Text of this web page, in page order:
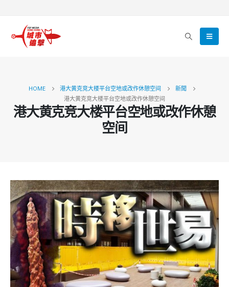
HOME 港大黄克竞大楼平台空地或改作休憩空间
新聞
港大黄克竞大楼平台空地或改作休憩空间
港大黄克竞大楼平台空地或改作休憩
空间